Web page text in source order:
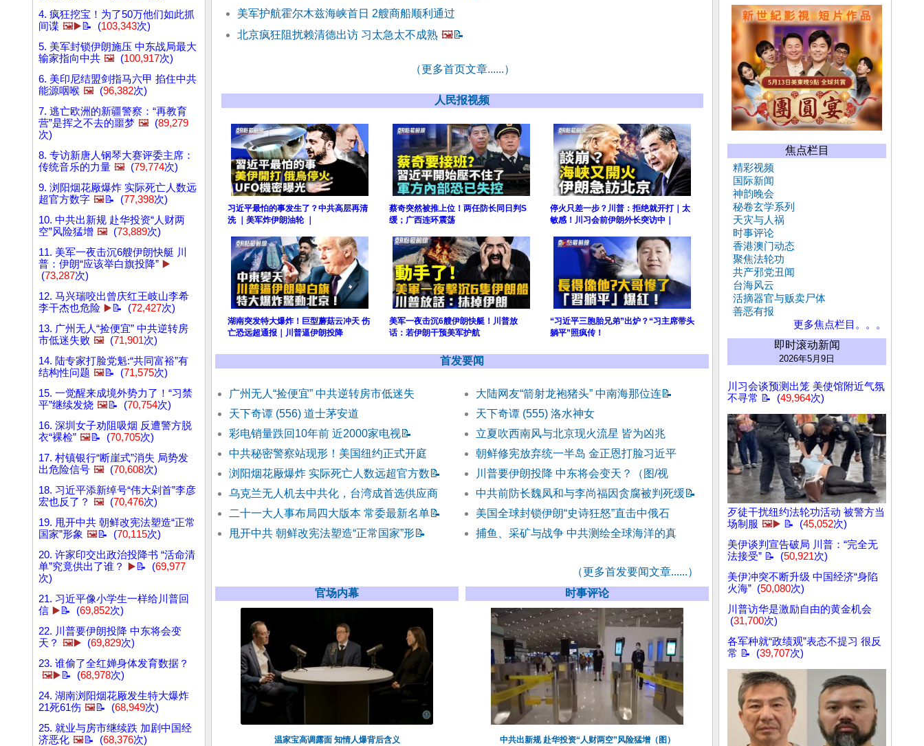
4. 疯狂挖宝！为了50万他们如此抓
间谍 🖼️▶️📝 (103,343次)
5. 美军封锁伊朗施压 中东战局最大
输家指向中共 🖼️ (100,917次)
6. 美印尼结盟剑指马六甲 掐住中共
能源咽喉 🖼️ (96,382次)
7. 逃亡欧洲的新疆警察：“再教育
营”是挥之不去的噩梦 🖼️ (89,279
次)
8. 专访新唐人钢琴大赛评委主席：
传统音乐的力量 🖼️ (79,774次)
9. 浏阳烟花厰爆炸 实际死亡人数远
超官方数字 🖼️📝 (77,398次)
10. 中共出新规 赴华投资“人财两
空”风险猛增 🖼️ (73,889次)
11. 美军一夜击沉6艘伊朗快艇 川
普：伊朗“应该举白旗投降” ▶️
(73,287次)
12. 马兴瑞咬出曾庆红王岐山李希
李干杰也危险 ▶️📝 (72,427次)
13. 广州无人“捡便宜” 中共逆转房
市低迷失败 🖼️ (71,901次)
14. 陆专家打脸党魁:“共同富裕”有
结构性问题 🖼️📝 (71,575次)
15. 一觉醒来成境外势力了！“习禁
平”继续发烧 🖼️📝 (70,754次)
16. 深圳女子劝阻吸烟 反遭警方脱
衣“裸检” 🖼️📝 (70,705次)
17. 村镇银行“断崖式”消失 局势发
出危险信号 🖼️ (70,608次)
18. 习近平添新绰号“伟大剁首”李彦
宏也反了？ 🖼️ (70,476次)
19. 甩开中共 朝鲜改宪法塑造“正常
国家”形象 🖼️📝 (70,115次)
20. 许家印交出政治投降书 “活命清
单”究竟供出了谁？
▶️📝 (69,977
次)
21. 习近平像小学生一样给川普回
信 ▶️📝 (69,852次)
22. 川普要伊朗投降 中东将会变
天？ 🖼️▶️ (69,829次)
23. 谁偷了全红婵身体发育数据？
🖼️▶️📝 (68,978次)
24. 湖南浏阳烟花厰发生特大爆炸
21死61伤 🖼️📝 (68,949次)
25. 就业与房市继续跌 加剧中国经
济恶化 🖼️📝 (68,376次)
美军护航霍尔木兹海峡首日 2艘商船顺利通过
北京疯狂阻扰赖清德出访 习太急太不成熟 🖼️📝
（更多首页文章......）
人民报视频
习近平最怕的事发生了？中共高层再清
洗 ｜美军炸伊朗油轮 ｜
蔡奇突然被推上位！两任防长同日判S
缓；广西连环震荡
停火只差一步？川普：拒绝就开打｜太
敏感！川习会前伊朗外长突访中｜
湖南突发特大爆炸！巨型蘑菇云冲天 伤
亡恐远超通报｜川普逼伊朗投降
美军一夜击沉6艘伊朗快艇！川普放
话：若伊朗干预美军护航
“习近平三胞胎兄弟”出炉？“习主席带头
躺平”照疯传！
首发要闻
广州无人“捡便宜” 中共逆转房市低迷失
天下奇谭 (556) 道士茅安道
彩电销量跌回10年前 近2000家电视📝
中共秘密警察站现形！美国纽约正式开庭
浏阳烟花厰爆炸 实际死亡人数远超官方数 📝
乌克兰无人机去中共化，台湾成首选供应商
二十一大人事布局四大版本 常委最新名单📝
甩开中共 朝鲜改宪法塑造“正常国家”形📝
大陆网友“箭射龙袍猪头” 中南海那位连📝
天下奇谭 (555) 洛水神女
立夏吹西南风与北京现火流星 皆为凶兆
朝鲜修宪放弃统一半岛 金正恩打脸习近平
川普要伊朗投降 中东将会变天？（图/视
中共前防长魏凤和与李尚福因贪腐被判死缓📝
美国全球封锁伊朗“史诗狂怒”直击中俄石
捕鱼、采矿与战争 中共测绘全球海洋的真
（更多首发要闻文章......）
官场内幕
温家宝高调露面 知情人爆背后含义
时事评论
中共出新规 赴华投资“人财两空”风险猛增（图）
焦点栏目
精彩视频
国际新闻
神韵晚会
秘卷玄学系列
天灾与人祸
时事评论
香港澳门动态
聚焦法轮功
共产邪党丑闻
台海风云
活摘器官与贩卖尸体
善恶有报
更多焦点栏目。。。
即时滚动新闻
2026年5月9日
川习会谈预测出笼 美使馆附近气氛
不寻常 📝 (49,964次)
歹徒干扰纽约法轮功活动 被警方当
场制服 🖼️▶️ 📝 (45,052次)
美伊谈判宣告破局 川普：“完全无
法接受” 📝 (50,921次)
美伊冲突不断升级 中国经济“身陷
火海” (50,080次)
川普访华是激励自由的黄金机会
(31,700次)
各军种就“政绩观”表态不提习 很反
常 📝 (39,707次)